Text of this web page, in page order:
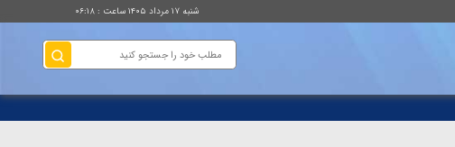
شنبه ۱۷ مرداد ۱۴۰۵ ساعت : ۰۶:۱۸